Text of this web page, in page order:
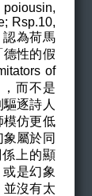
Rsp.10,
為荷馬
德性的假
of
而不是
逐詩人
模仿更低
屬於同
上的顯
是幻象
並沒有太